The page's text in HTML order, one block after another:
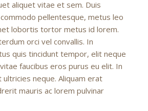
aliquet vitae et sem. Duis
pellentesque, metus leo
lobortis tortor metus id lorem.
orci vel convallis. In
quis tincidunt tempor, elit neque
faucibus eros purus eu elit. In
neque. Aliquam erat
mauris ac lorem pulvinar